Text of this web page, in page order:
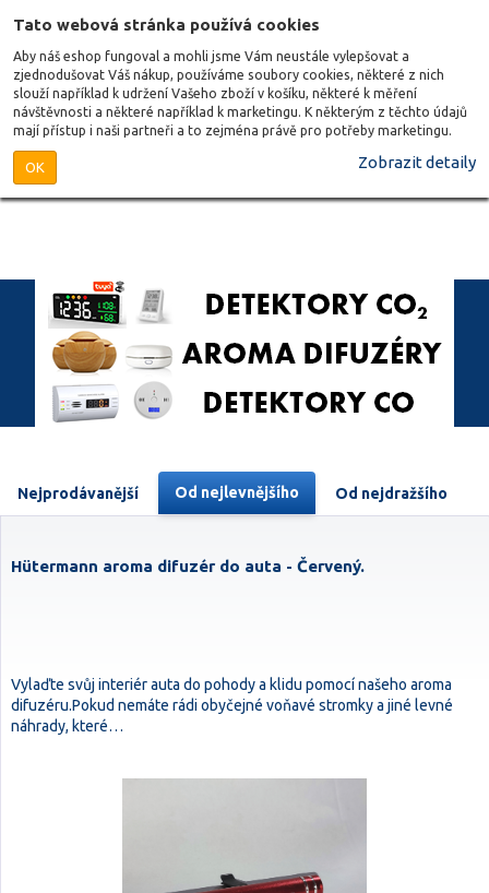
Tato webová stránka používá cookies
Aby náš eshop fungoval a mohli jsme Vám neustále vylepšovat a
zjednodušovat Váš nákup, používáme soubory cookies, některé z nich
slouží například k udržení Vašeho zboží v košíku, některé k měření
návštěvnosti a některé například k marketingu. K některým z těchto údajů
mají přístup i naši partneři a to zejména právě pro potřeby marketingu.
OK Zobrazit detaily
Nejprodávanější Od nejlevnějšího Od nejdražšího
Hütermann aroma difuzér do auta - Červený.
Vylaďte svůj interiér auta do pohody a klidu pomocí našeho aroma
difuzéru.Pokud nemáte rádi obyčejné voňavé stromky a jiné levné
náhrady, které…